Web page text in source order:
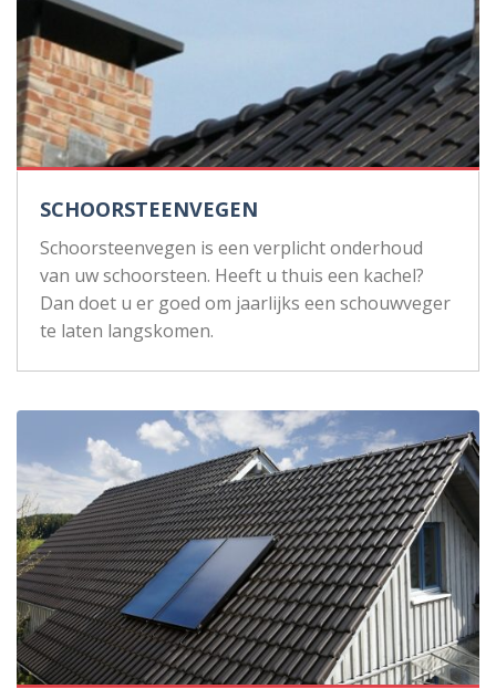
SCHOORSTEENVEGEN
Schoorsteenvegen is een verplicht onderhoud
van uw schoorsteen. Heeft u thuis een kachel?
Dan doet u er goed om jaarlijks een schouwveger
te laten langskomen.